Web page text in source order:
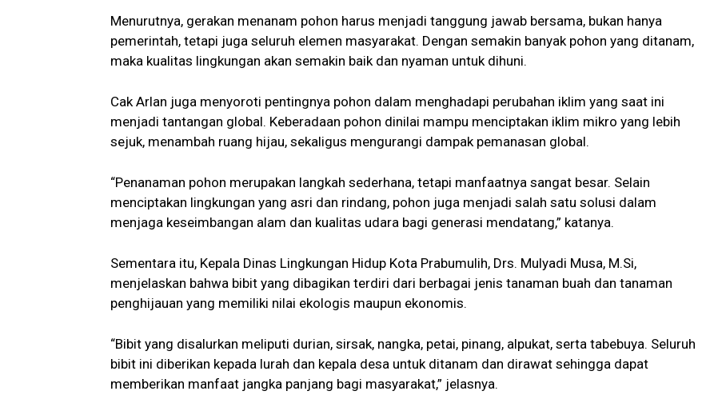
Menurutnya, gerakan menanam pohon harus menjadi tanggung jawab bersama, bukan hanya
pemerintah, tetapi juga seluruh elemen masyarakat. Dengan semakin banyak pohon yang ditanam,
maka kualitas lingkungan akan semakin baik dan nyaman untuk dihuni.
Cak Arlan juga menyoroti pentingnya pohon dalam menghadapi perubahan iklim yang saat ini
menjadi tantangan global. Keberadaan pohon dinilai mampu menciptakan iklim mikro yang lebih
sejuk, menambah ruang hijau, sekaligus mengurangi dampak pemanasan global.
“Penanaman pohon merupakan langkah sederhana, tetapi manfaatnya sangat besar. Selain
menciptakan lingkungan yang asri dan rindang, pohon juga menjadi salah satu solusi dalam
menjaga keseimbangan alam dan kualitas udara bagi generasi mendatang,” katanya.
Sementara itu, Kepala Dinas Lingkungan Hidup Kota Prabumulih, Drs. Mulyadi Musa, M.Si,
menjelaskan bahwa bibit yang dibagikan terdiri dari berbagai jenis tanaman buah dan tanaman
penghijauan yang memiliki nilai ekologis maupun ekonomis.
“Bibit yang disalurkan meliputi durian, sirsak, nangka, petai, pinang, alpukat, serta tabebuya. Seluruh
bibit ini diberikan kepada lurah dan kepala desa untuk ditanam dan dirawat sehingga dapat
memberikan manfaat jangka panjang bagi masyarakat,” jelasnya.